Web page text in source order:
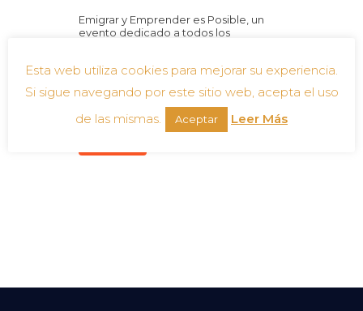
Emigrar y Emprender es Posible, un
evento dedicado a todos los
encuentren en España, esta
interrelación es super interesante,
porque desde...
Esta web utiliza cookies para mejorar su experiencia.
Si sigue navegando por este sitio web, acepta el uso
de las mismas.
Aceptar Leer Más